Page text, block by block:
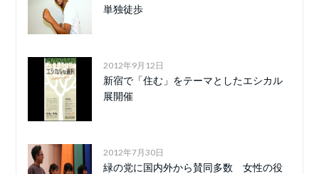
単独徒歩
2012年9月12日
新宿で「住む」をテーマとしたエシカル
展開催
2012年7月30日
緑の党に国内外から賛同多数 女性の役